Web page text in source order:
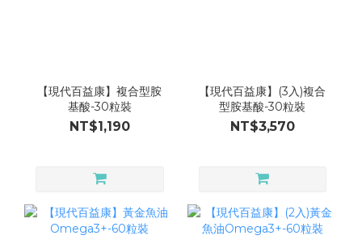
【現代百益康】複合型胺
基酸-30粒裝
NT$1,190
【現代百益康】(3入)複合
型胺基酸-30粒裝
NT$3,570